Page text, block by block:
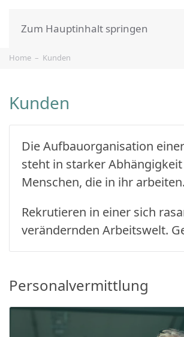
Zum Hauptinhalt springen
Home Kunden
Kunden
Die Aufbauorganisation
steht in starker Abhängigkeit
Menschen, die in ihr arbeiten.
Rekrutieren in einer sich
verändernden Arbeitswelt.
Personalvermittlung